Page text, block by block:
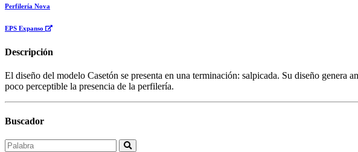
Perfilería Nova
EPS Expanso
Descripción
El diseño del modelo Casetón se presenta en una terminación: salpicada. Su diseño genera
poco perceptible la presencia de la perfilería.
Buscador
Buscar...